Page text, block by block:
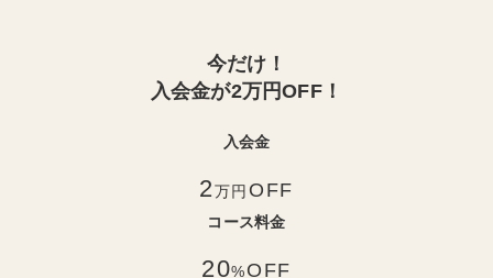
今だけ！
入会金が2万円OFF！
入会金
2万円 OFF
コース料金
20%OFF